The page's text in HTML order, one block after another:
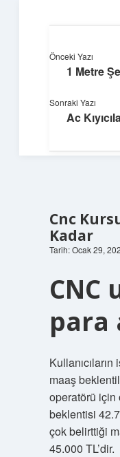
Cnc
Kadar
Tarih: Ocak 29,
CNC
para
maaş
operatörü için
beklentisi
çok belirttiği
45.000 TL’dir.
Önceki Yazı
1 Metre
Sonraki Yazı
Ac